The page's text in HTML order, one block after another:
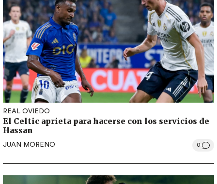
REAL OVIEDO
El Celtic aprieta para hacerse con los servicios de
Hassan
JUAN MORENO 0